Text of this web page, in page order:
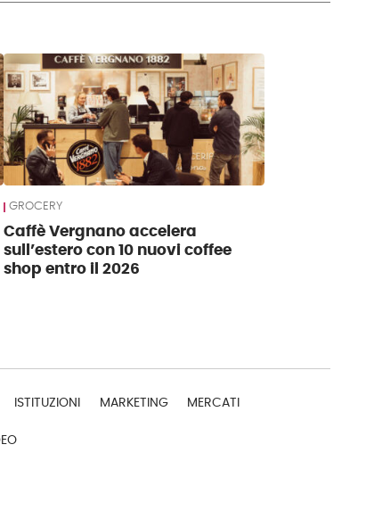
GROCERY
Caffè Vergnano accelera
sull’estero con 10 nuovi coffee
shop entro il 2026
ISTITUZIONI MARKETING MERCATI